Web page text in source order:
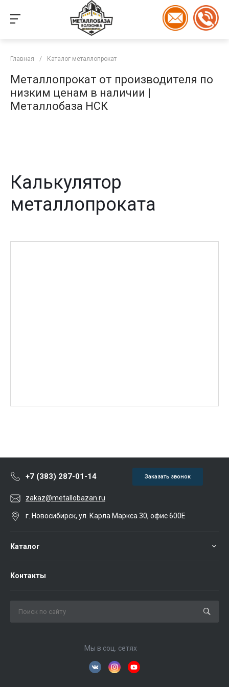
Главная / Каталог металлопрокат
Металлопрокат от производителя по
низким ценам в наличии |
Металлобаза НСК
Калькулятор
металлопроката
+7 (383) 287-01-14 Заказать звонок
zakaz@metallobazan.ru
г. Новосибирск, ул. Карла Маркса 30, офис 600Е
Каталог
Контакты
Мы в соц. сетях